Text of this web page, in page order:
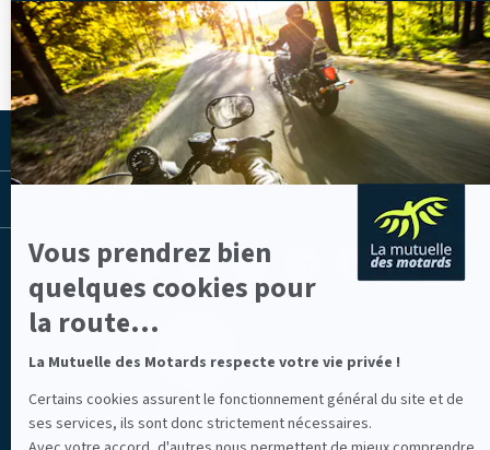
Axeptio
-
En
savoir
plus
sur
Axeptio
Vous prendrez bien
quelques cookies pour
la route...
La Mutuelle des Motards respecte votre vie privée !
Certains cookies assurent le fonctionnement général du site et de
ses services, ils sont donc strictement nécessaires.
LA MUTUELLE
Facebook
(nouvelle
fenêtre)
Youtube
(nouvelle
fenêtre)
Instagram
(nouvelle
fenêtre)
Linkedin
(nouvelle
fenêtre)
Lib
TV
Mentions légales